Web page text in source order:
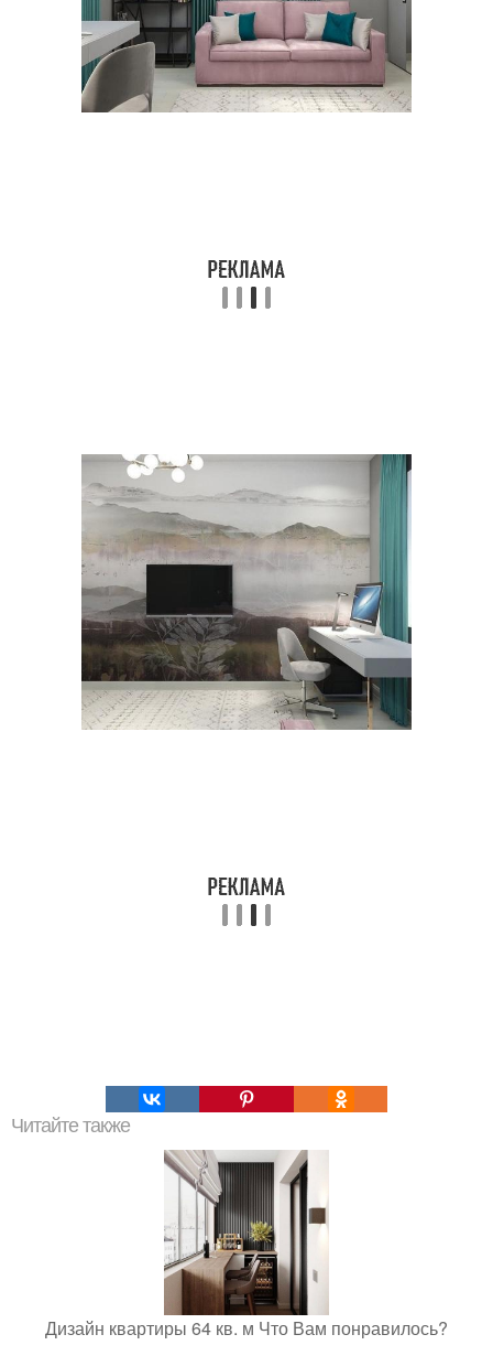
Читайте также
Дизайн квартиры 64 кв. м Что Вам понравилось?